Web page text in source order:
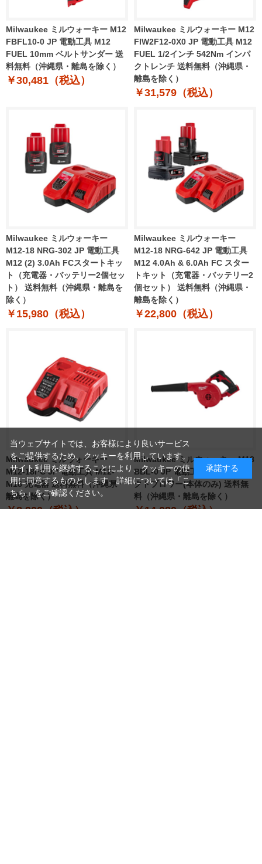
Milwaukee ミルウォーキー M12
FBFL10-0 JP 電動工具 M12
FUEL 10mm ベルトサンダー 送
料無料（沖縄県・離島を除く）
￥30,481（税込）
Milwaukee ミルウォーキー M12
FIW2F12-0X0 JP 電動工具 M12
FUEL 1/2インチ 542Nm インパ
クトレンチ 送料無料（沖縄県・
離島を除く）
￥31,579（税込）
Milwaukee ミルウォーキー
M12-18 NRG-302 JP 電動工具
M12 (2) 3.0Ah FCスタートキッ
ト（充電器・バッテリー2個セッ
ト） 送料無料（沖縄県・離島を
除く）
￥15,980（税込）
Milwaukee ミルウォーキー
M12-18 NRG-642 JP 電動工具
M12 4.0Ah & 6.0Ah FC スター
トキット（充電器・バッテリー2
個セット） 送料無料（沖縄県・
離島を除く）
￥22,800（税込）
Milwaukee ミルウォーキー
M12-18FC JP 電動工具 M12-
M18 充電器 送料無料（沖縄県・
離島を除く）
￥8,900（税込）
Milwaukee ミルウォーキー M18
BBL-0 JP 電動工具 M18 コンパ
クトブロワー(本体のみ) 送料無
料（沖縄県・離島を除く）
￥14,080（税込）
当ウェブサイトでは、お客様により良いサービス
をご提供するため、クッキーを利用しています。
サイト利用を継続することにより、クッキーの使
用に同意するものとします。詳細については「こ
ちら」をご確認ください。
承諾する